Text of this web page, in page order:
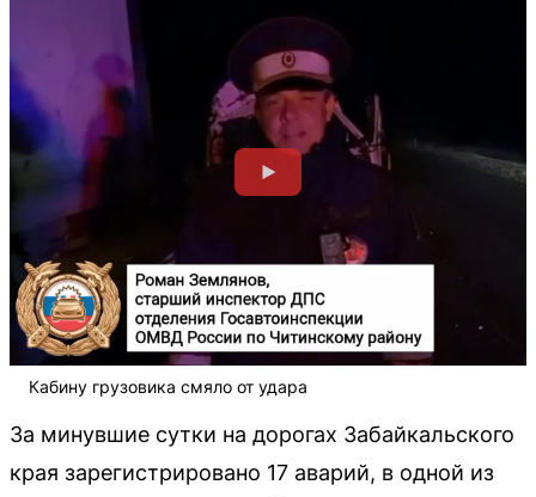
Кабину грузовика смяло от удара
За минувшие сутки на дорогах Забайкальского
края зарегистрировано 17 аварий, в одной из